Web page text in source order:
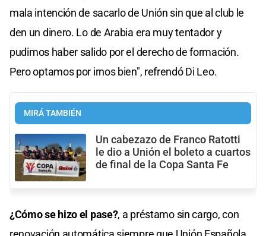
mala intención de sacarlo de Unión sin que al club le
den un dinero. Lo de Arabia era muy tentador y
pudimos haber salido por el derecho de formación.
Pero optamos por irnos bien", refrendó Di Leo.
MIRÁ TAMBIÉN
Un cabezazo de Franco Ratotti
le dio a Unión el boleto a cuartos
de final de la Copa Santa Fe
¿Cómo se hizo el pase?, a préstamo sin cargo, con